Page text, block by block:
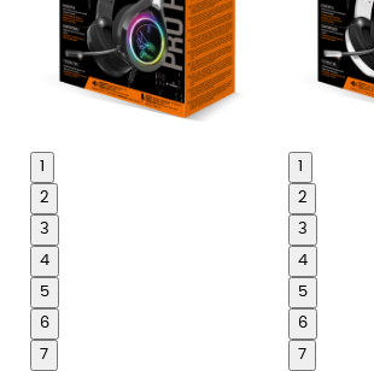
2
3
4
5
6
7
2
3
4
5
6
7